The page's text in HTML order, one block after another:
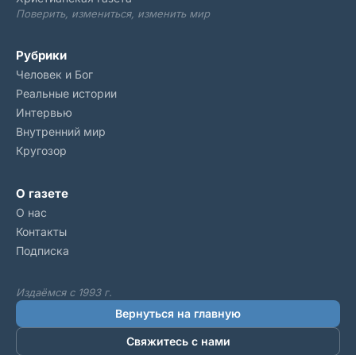
Поверить, измениться, изменить мир
Рубрики
Человек и Бог
Реальные истории
Интервью
Внутренний мир
Кругозор
О газете
О нас
Контакты
Подписка
Издаёмся с 1993 г.
Вернуться на главную
Свяжитесь с нами